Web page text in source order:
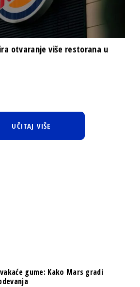
otvaranje više restorana u
UČITAJ VIŠE
gume: Kako Mars gradi